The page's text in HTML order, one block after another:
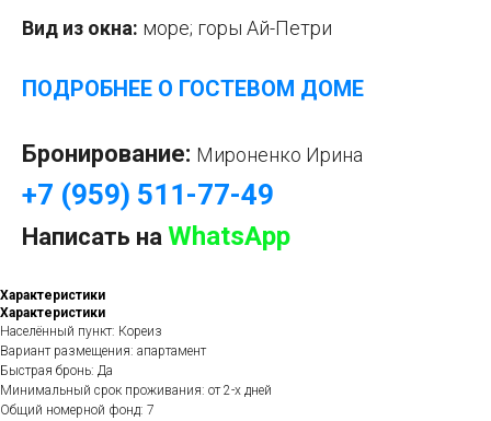
Вид из окна: море; горы Ай-Петри
ПОДРОБНЕЕ О ГОСТЕВОМ ДОМЕ
Бронирование: Мироненко Ирина
+7 (959) 511-77-49
Написать на WhatsApp
Характеристики
Характеристики
Населённый пункт: Кореиз
Вариант размещения: апартамент
Быстрая бронь: Да
Минимальный срок проживания: от 2-х дней
Общий номерной фонд: 7